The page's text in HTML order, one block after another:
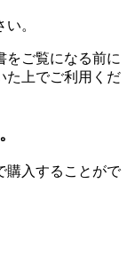
。
ご覧になる前に
た上でご利用くだ
購入することがで